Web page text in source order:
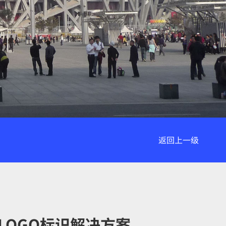
返回上一级